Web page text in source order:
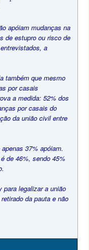
apóiam mudanças na
de estupro ou risco de
a
também que mesmo
por casais
a medida: 52% dos
por casais do
da união civil entre
37% apóiam.
de 46%, sendo 45%
para legalizar a união
da pauta e não